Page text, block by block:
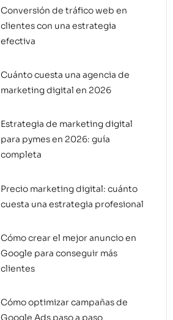
Conversión de tráfico web en
clientes con una estrategia
efectiva
Cuánto cuesta una agencia de
marketing digital en 2026
Estrategia de marketing digital
para pymes en 2026: guía
completa
Precio marketing digital: cuánto
cuesta una estrategia profesional
Cómo crear el mejor anuncio en
Google para conseguir más
clientes
Cómo optimizar campañas de
Google Ads paso a paso